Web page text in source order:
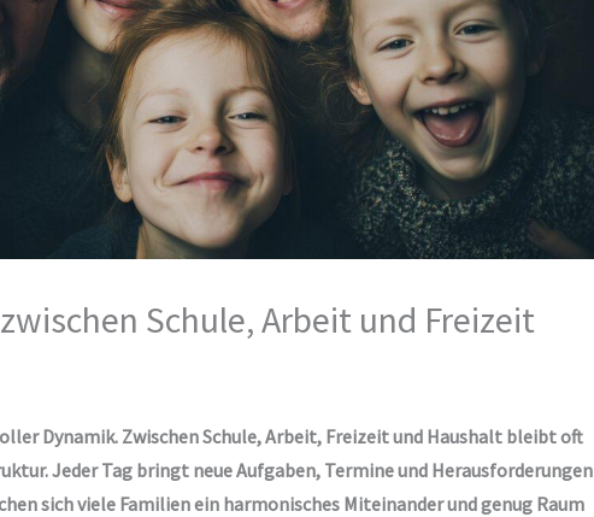
Schule, Arbeit und Freizeit
Dynamik. Zwischen Schule, Arbeit, Freizeit und Haushalt bleibt oft
Jeder Tag bringt neue Aufgaben, Termine und Herausforderungen
sich viele Familien ein harmonisches Miteinander und genug Raum